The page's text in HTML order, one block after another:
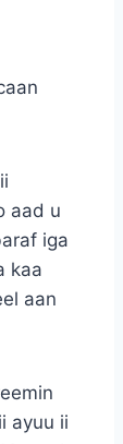
aad u
iga
kaa
aan
ayuu ii